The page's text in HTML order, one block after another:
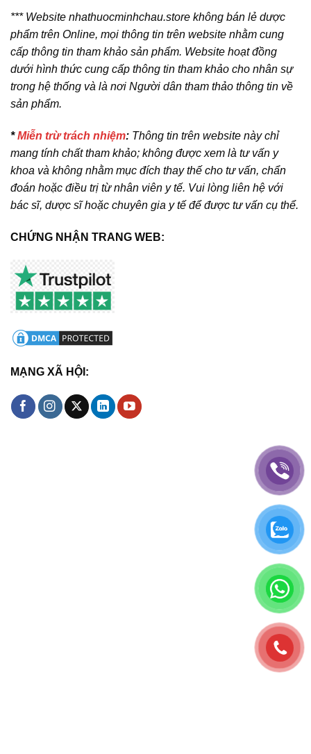
*** Website nhathuocminhchau.store không bán lẻ dược
phẩm trên Online, mọi thông tin trên website nhằm cung
cấp thông tin tham khảo sản phẩm. Website hoạt đồng
dưới hình thức cung cấp thông tin tham khảo cho nhân sự
trong hệ thống và là nơi Người dân tham thảo thông tin về
sản phẩm.
*Miễn trừ trách nhiệm: Thông tin trên website này chỉ
mang tính chất tham khảo; không được xem là tư vấn y
khoa và không nhằm mục đích thay thế cho tư vấn, chẩn
đoán hoặc điều trị từ nhân viên y tế. Vui lòng liên hệ với
bác sĩ, dược sĩ hoặc chuyên gia y tế để được tư vấn cụ thể.
CHỨNG NHẬN TRANG WEB:
MẠNG XÃ HỘI: